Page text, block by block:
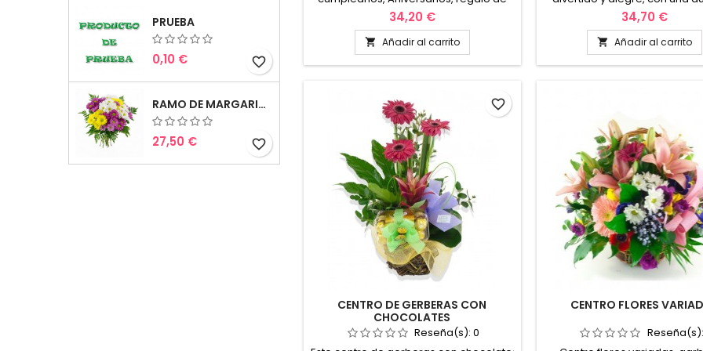
PRUEBA
0,10 € favorite_border
RAMO DE MARGARITAS
27,50 € favorite_border
boda, nacimientos, etc. y también
puede personalizarlo con nuestros
complementos “peluches”. Envio en
valencia y alrededores.
34,20 €
 Añadir al carrito
que te sorprenderá, regala
de flores y estarás alegrando
ese persona que tú quieres,
dudes es el detalle
34,70 €
 Añadir al carrito
CENTRO DE GERBERAS CON
CHOCOLATES
Reseña(s):0
favorite_border
CENTRO FLORES
Reseña(s):